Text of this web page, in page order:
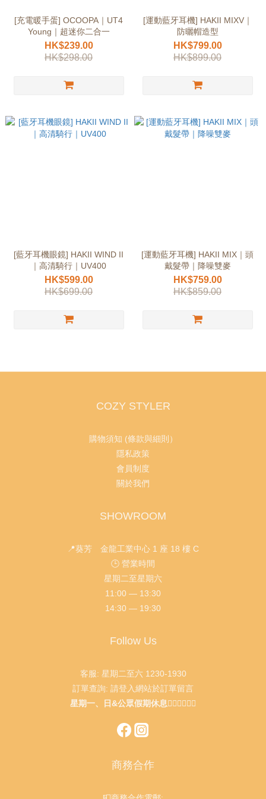
[充電暖手蛋] OCOOPA｜UT4
Young｜超迷你二合一
HK$239.00
HK$298.00
[運動藍牙耳機] HAKII MIXV｜
防曬帽造型
HK$799.00
HK$899.00
[藍牙耳機眼鏡] HAKII WIND II
｜高清騎行｜UV400
HK$599.00
HK$699.00
[運動藍牙耳機] HAKII MIX｜頭
戴髮帶｜降噪雙麥
HK$759.00
HK$859.00
COZY STYLER
購物須知 (條款與細則）
隱私政策
會員制度
關於我們
SHOWROOM
📍葵芳 金龍工業中心 1 座 18 樓 C
🕒 營業時間
星期二至星期六
11:00 — 13:30
14:30 — 19:30
Follow Us
客服: 星期二至六 1230-1930
訂單查詢: 請登入網站於訂單留言
星期一、日&公眾假期休息🙇🏻‍♂️🙇🏻‍♀️
商務合作